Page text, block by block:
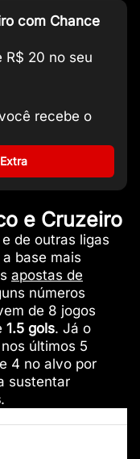
com Chance
R$ 20 no seu
recebe o
e Cruzeiro
de outras ligas
base mais
apostas de
números
de 8 jogos
1.5 gols. Já o
nos últimos 5
4 no alvo por
sustentar
.